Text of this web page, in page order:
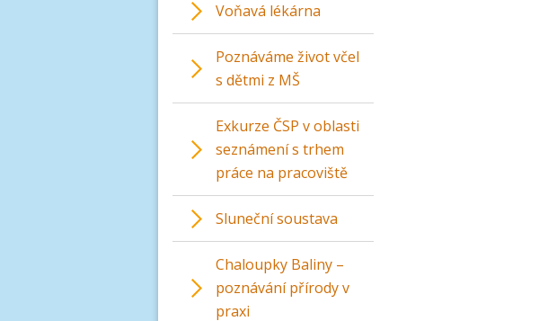
Voňavá lékárna
Poznáváme život včel
s dětmi z MŠ
Exkurze ČSP v oblasti
seznámení s trhem
práce na pracoviště
Sluneční soustava
Chaloupky Baliny –
poznávání přírody v
praxi